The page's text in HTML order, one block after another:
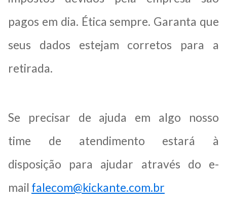
pagos em dia. Ética sempre. Garanta que
seus dados estejam corretos para a
retirada.
Se precisar de ajuda em algo nosso
time de atendimento estará à
disposição para ajudar através do e-
mail falecom@kickante.com.br